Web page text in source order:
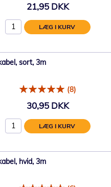
21,95 DKK
LÆG I KURV
sort, 3m
(8)
30,95 DKK
LÆG I KURV
hvid, 3m